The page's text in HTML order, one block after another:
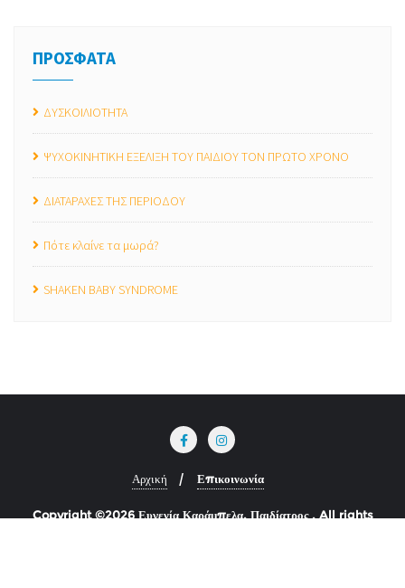
ΠΡΟΣΦΑΤΑ
ΔΥΣΚΟΙΛΙΟΤΗΤΑ
ΨΥΧΟΚΙΝΗΤΙΚΗ ΕΞΕΛΙΞΗ ΤΟΥ ΠΑΙΔΙΟΥ ΤΟΝ ΠΡΩΤΟ ΧΡΟΝΟ
ΔΙΑΤΑΡΑΧΕΣ ΤΗΣ ΠΕΡΙΟΔΟΥ
Πότε κλαίνε τα μωρά?
SHAKEN BABY SYNDROME
Αρχική Επικοινωνία
Copyright ©2026 Ευγενία Καράμπελα, Παιδίατρος . All rights